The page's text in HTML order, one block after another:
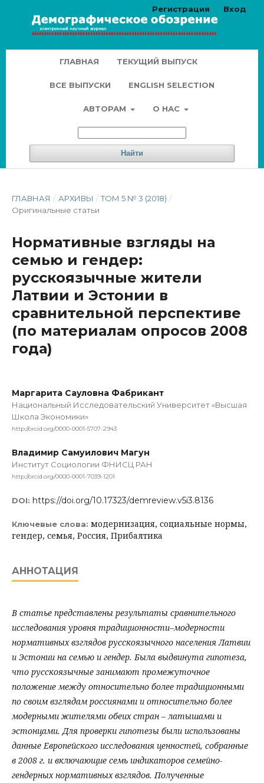
ГЛАВНАЯ ТЕКУЩИЙ ВЫПУСК
ВСЕ ВЫПУСКИ ENGLISH SELECTION
АВТОРАМ О НАС
Найти
Регистрация Вход
ГЛАВНАЯ / АРХИВЫ / ТОМ 5 № 3 (2018) /
Оригинальные статьи
Нормативные взгляды на
семью и гендер:
русскоязычные жители
Латвии и Эстонии в
сравнительной перспективе
(по материалам опросов 2008
года)
Маргарита Сауловна Фабрикант
Национальный Исследовательский Университет «Высшая
Школа Экономики»
http://orcid.org/0000-0001-5707-2943
Владимир Самуилович Магун
Институт Социологии ФНИСЦ РАН
http://orcid.org/0000-0001-7039-1201
DOI: https://doi.org/10.17323/demreview.v5i3.8136
Ключевые слова: модернизация, социальные нормы,
гендер, семья, Россия, Прибалтика
АННОТАЦИЯ
В статье представлены результаты сравнительного
исследования уровня традиционности–модерности
нормативных взглядов русскоязычного населения Латвии
и Эстонии на семью и гендер. Была выдвинута гипотеза,
что русскоязычные занимают промежуточное
положение между относительно более традиционными
по своим взглядам россиянами и относительно более
модерными жителями обеих стран – латышами и
эстонцами. Для проверки гипотезы были использованы
данные Европейского исследования ценностей, собранные
в 2008 г. и включающие семь индикаторов семейно-
гендерных нормативных взглядов. Полученные